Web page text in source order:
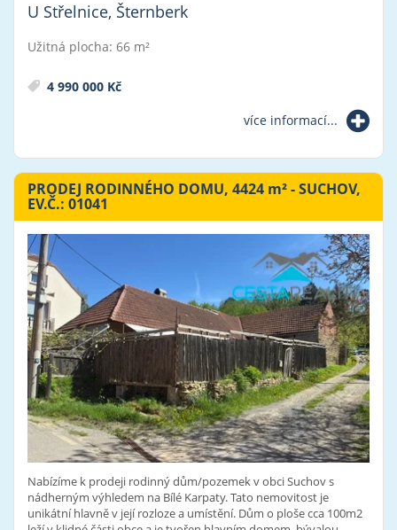
U Střelnice, Šternberk
Užitná plocha: 66 m²
4 990 000 Kč
více informací...
PRODEJ RODINNÉHO DOMU, 4424 m²- SUCHOV,
EV.Č.: 01041
Nabízíme k prodeji rodinný dům/pozemek v obci Suchov s
nádherným výhledem na Bílé Karpaty. Tato nemovitost je
unikátní hlavně v její rozloze a umístění. Dům o ploše cca 100m2